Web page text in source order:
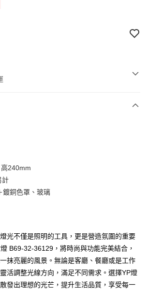
付」】
到商品之後才付款」的支付方式。 讓您購物簡單
、不需綁卡、不需儲值。
240mm
計
鍍銅色罩、玻璃
光不僅是照明的工具，更是營造氛圍的重要
B69-32-36129，將時尚與功能完美結合，
抹亮麗的風景。無論是客廳、餐廳或是工作
活調整光線方向，滿足不同需求。選擇YP燈
發出理想的光芒，提升生活品質，享受每一